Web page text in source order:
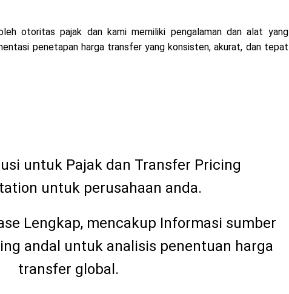
otoritas pajak dan kami memiliki pengalaman dan alat yang
penetapan harga transfer yang konsisten, akurat, dan tepat
untuk Pajak dan Transfer Pricing
untuk perusahaan anda.
Lengkap, mencakup Informasi sumber
andal untuk analisis penentuan harga
transfer global.